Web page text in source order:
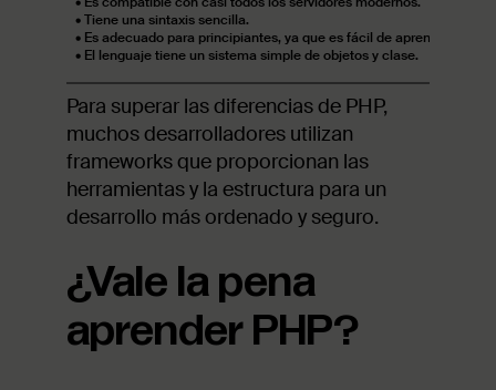
• Tiene una sintaxis sencilla.
• Es adecuado para principiantes, ya que es fácil de aprender y
• El lenguaje tiene un sistema simple de objetos y clase.
Para superar las diferencias de PHP,
muchos desarrolladores utilizan
frameworks que proporcionan las
herramientas y la estructura para un
desarrollo más ordenado y seguro.
¿Vale la pena
aprender PHP?